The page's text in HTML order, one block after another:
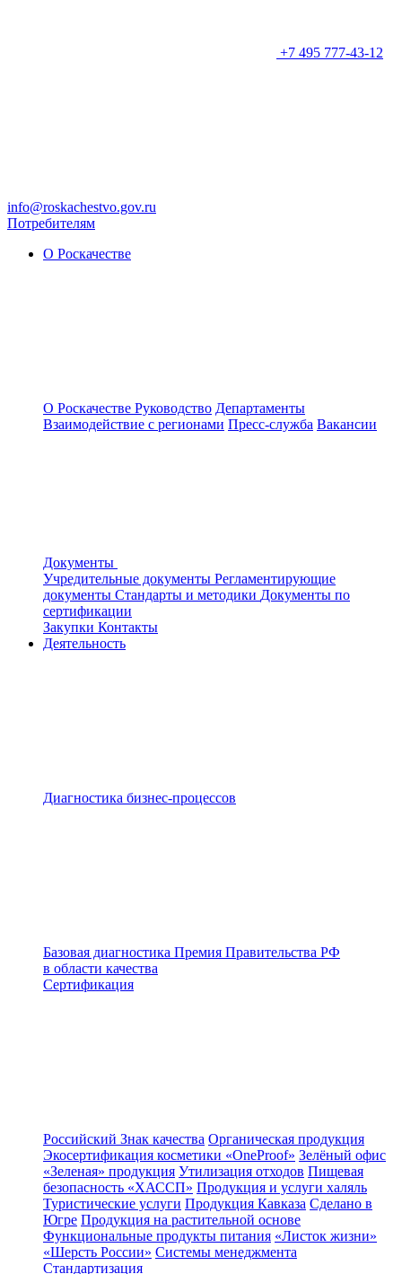
+7 495 777-43-12
info@roskachestvo.gov.ru
Потребителям
О Роскачестве
О Роскачестве Руководство Департаменты
Взаимодействие с регионами Пресс-служба Вакансии
Документы
Учредительные документы Регламентирующие
документы Стандарты и методики Документы по
сертификации
Закупки Контакты
Деятельность
Диагностика бизнес-процессов
Базовая диагностика Премия Правительства РФ
в области качества
Сертификация
Российский Знак качества Органическая продукция
Экосертификация косметики «OneProof» Зелёный офис
«Зеленая» продукция Утилизация отходов Пищевая
безопасность «ХАССП» Продукция и услуги халяль
Туристические услуги Продукция Кавказа Сделано в
Югре Продукция на растительной основе
Функциональные продукты питания «Листок жизни»
«Шерсть России» Системы менеджмента
Стандартизация